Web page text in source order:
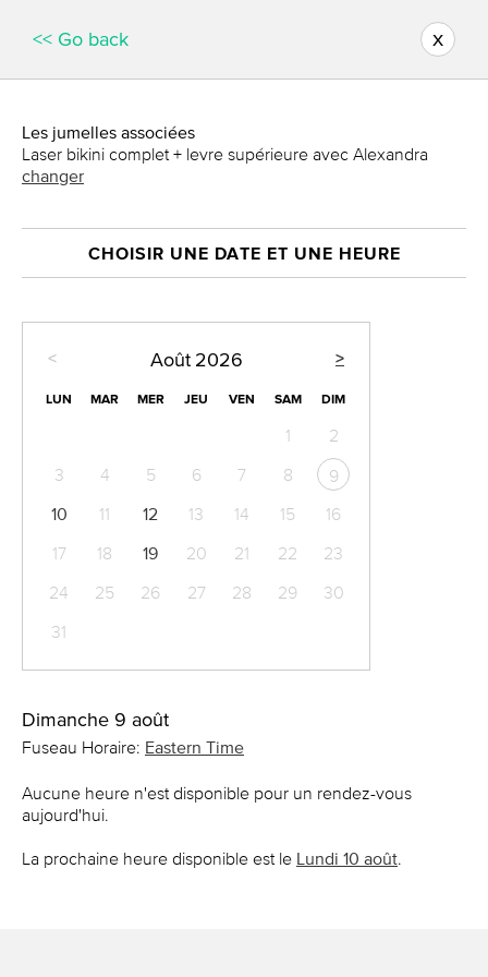
<< Go back x
Les jumelles associées
Laser bikini complet + levre supérieure avec Alexandra
changer
CHOISIR UNE DATE ET UNE HEURE
< >
Août 2026
LUN MAR MER JEU VEN SAM DIM
1
2
3
4 5 6 7 8
9
10
11 12 13 14 15
16
17
18 19 20 21 22
23
24
25 26 27 28 29
30
31
Dimanche 9 août
Fuseau Horaire: Eastern Time
Aucune heure n'est disponible pour un rendez-vous
aujourd'hui.
La prochaine heure disponible est le Lundi 10 août.